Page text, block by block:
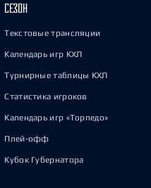
СЕЗОН
Текстовые трансляции
Календарь игр КХЛ
Турнирные таблицы КХЛ
Статистика игроков
Календарь игр «Торпедо»
Плей-офф
Кубок Губернатора